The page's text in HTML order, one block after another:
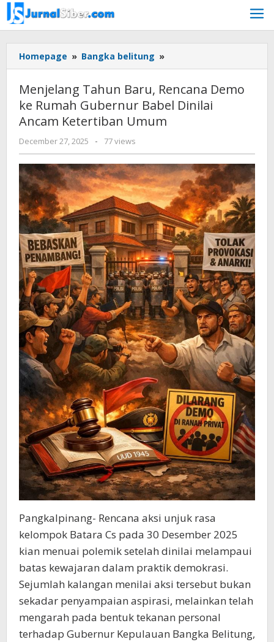
Skip
to
content
Homepage » Bangka belitung »
Tahun
Rencana
Demo
ke
Babel
Dinilai
Ancam
Ketertiban
Umum
Menjelang Tahun Baru, Rencana Demo
ke Rumah Gubernur Babel Dinilai
Ancam Ketertiban Umum
December 27, 2025
by
faras
prakasa
- 77 views
Pangkalpinang- Rencana aksi unjuk rasa
kelompok Batara Cs pada 30 Desember 2025
kian menuai polemik setelah dinilai melampaui
batas kewajaran dalam praktik demokrasi.
Sejumlah kalangan menilai aksi tersebut bukan
sekadar penyampaian aspirasi, melainkan telah
mengarah pada bentuk tekanan personal
terhadap Gubernur Kepulauan Bangka Belitung,